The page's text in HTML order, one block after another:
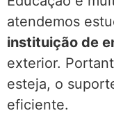
atendemos
instituição de
exterior.
esteja, o
eficiente.